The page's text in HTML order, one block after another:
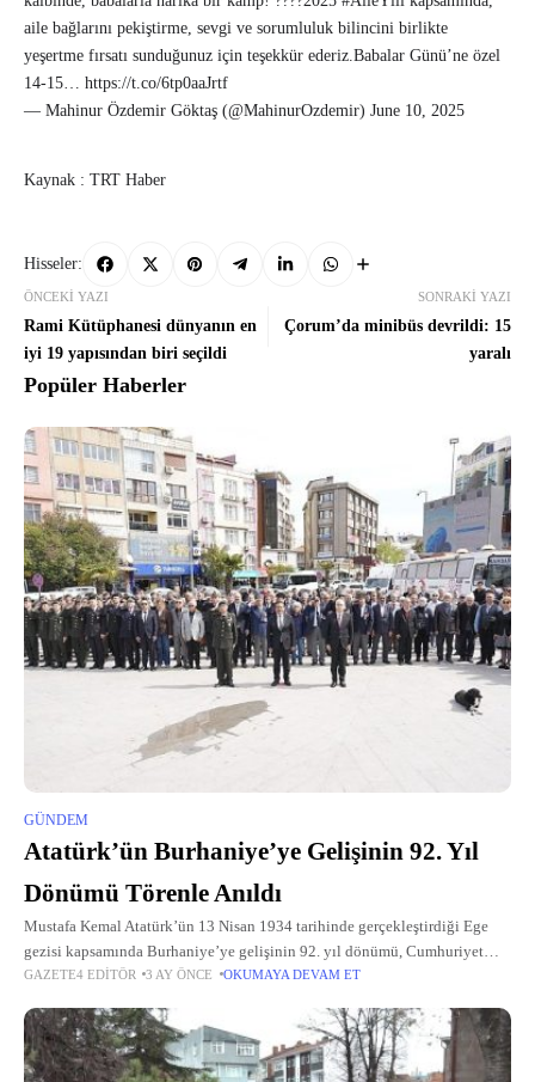
aile bağlarını pekiştirme, sevgi ve sorumluluk bilincini birlikte
yeşertme fırsatı sunduğunuz için teşekkür ederiz.Babalar Günü’ne özel
14-15… https://t.co/6tp0aaJrtf
— Mahinur Özdemir Göktaş (@MahinurOzdemir) June 10, 2025
Kaynak : TRT Haber
Hisseler:
ÖNCEKI YAZI
Rami Kütüphanesi dünyanın en
iyi 19 yapısından biri seçildi
SONRAKI YAZI
Çorum’da minibüs devrildi: 15
yaralı
Popüler Haberler
GÜNDEM
Atatürk’ün Burhaniye’ye Gelişinin 92. Yıl
Dönümü Törenle Anıldı
Mustafa Kemal Atatürk’ün 13 Nisan 1934 tarihinde gerçekleştirdiği Ege
gezisi kapsamında Burhaniye’ye gelişinin 92. yıl dönümü, Cumhuriyet
Meydanı’nda düzenlenen törenle anıldı.
GAZETE4 EDITÖR 3 AY ÖNCE OKUMAYA DEVAM ET